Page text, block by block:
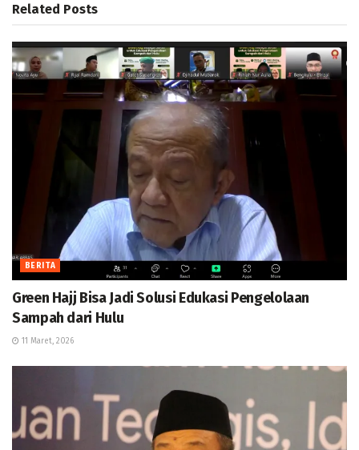
Related Posts
BERITA
Green Hajj Bisa Jadi Solusi Edukasi Pengelolaan
Sampah dari Hulu
11 Maret, 2026